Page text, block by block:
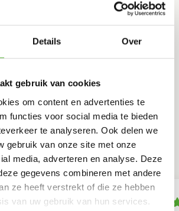
Details Over
gebruik van cookies
om content en advertenties te
functies voor social media te bieden
te analyseren. Ook delen we
gebruik van onze site met onze
media, adverteren en analyse. Deze
gegevens combineren met andere
ze heeft verstrekt of die ze hebben
van uw gebruik van hun services.
klanten
9.3
309 reviews
Alle beoordelingen